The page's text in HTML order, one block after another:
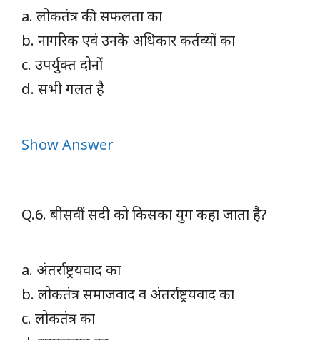
a. लोकतंत्र की सफलता का
b. नागरिक एवंं उनके अधिकार कर्तव्यों का
c. उपर्युक्त दोनों
d. सभी गलत हैै
Show Answer
Q.6. बीसवीं सदी को किसका युग कहा जाता है?
a. अंतर्राष्ट्रयवाद का
b. लोकतंत्र समाजवाद व अंतर्राष्ट्रयवाद का
c. लोकतंत्र का